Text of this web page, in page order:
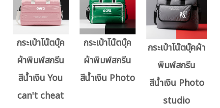
กระเป๋าโน๊ตบุ๊ค
ผ้าพิมพ์สกรีน
สีน้ำเงิน You
can't cheat
กระเป๋าโน๊ตบุ๊ค
ผ้าพิมพ์สกรีน
สีน้ำเงิน Photo
กระเป๋าโน๊ตบุ๊คผ้า
พิมพ์สกรีน
สีน้ำเงิน Photo
studio